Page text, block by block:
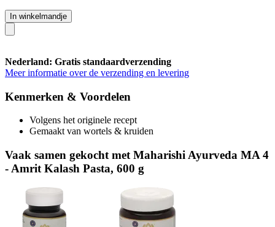
In winkelmandje
Nederland: Gratis standaardverzending
Meer informatie over de verzending en levering
Kenmerken & Voordelen
Volgens het originele recept
Gemaakt van wortels & kruiden
Vaak samen gekocht met Maharishi Ayurveda MA 4
- Amrit Kalash Pasta, 600 g